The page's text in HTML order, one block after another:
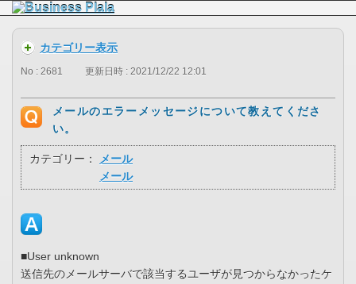
カテゴリー表示
No : 2681 更新日時 : 2021/12/22 12:01
メールのエラーメッセージについて教えてくださ
い。
カテゴリー：
メール
メール
■User unknown
送信先のメールサーバで該当するユーザが見つからなかったケ